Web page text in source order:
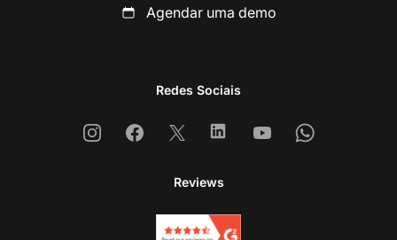
Agendar uma demo
Redes Sociais
InstagramFacebook
X LinkedinYoutubeWhatsapp
Reviews